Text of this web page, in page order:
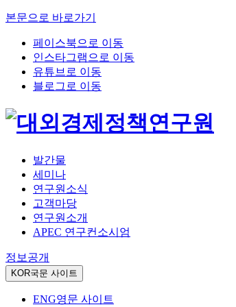
본문으로 바로가기
페이스북으로 이동
인스타그램으로 이동
유튜브로 이동
블로그로 이동
발간물
세미나
연구원소식
고객마당
연구원소개
APEC 연구컨소시엄
정보공개
KOR국문 사이트
ENG영문 사이트